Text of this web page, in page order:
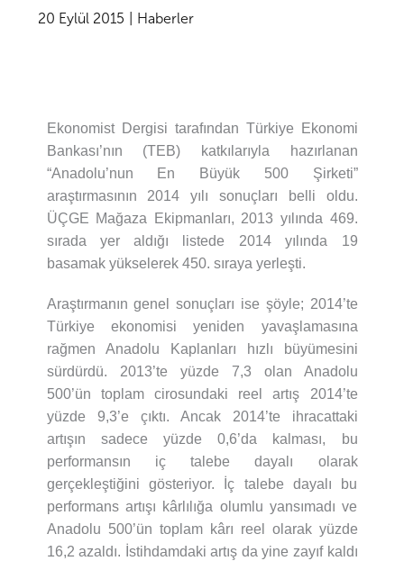
20 Eylül 2015 Haberler
Ekonomist Dergisi tarafından Türkiye Ekonomi
Bankası’nın (TEB) katkılarıyla hazırlanan
“Anadolu’nun En Büyük 500 Şirketi”
araştırmasının 2014 yılı sonuçları belli oldu.
ÜÇGE Mağaza Ekipmanları, 2013 yılında 469.
sırada yer aldığı listede 2014 yılında 19
basamak yükselerek 450. sıraya yerleşti.
Araştırmanın genel sonuçları ise şöyle; 2014’te
Türkiye ekonomisi yeniden yavaşlamasına
rağmen Anadolu Kaplanları hızlı büyümesini
sürdürdü. 2013’te yüzde 7,3 olan Anadolu
500’ün toplam cirosundaki reel artış 2014’te
yüzde 9,3’e çıktı. Ancak 2014’te ihracattaki
artışın sadece yüzde 0,6’da kalması, bu
performansın iç talebe dayalı olarak
gerçekleştiğini gösteriyor. İç talebe dayalı bu
performans artışı kârlılığa olumlu yansımadı ve
Anadolu 500’ün toplam kârı reel olarak yüzde
16,2 azaldı. İstihdamdaki artış da yine zayıf kaldı